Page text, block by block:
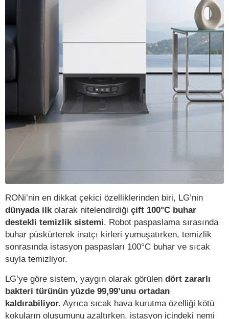
RONi’nin en dikkat çekici özelliklerinden biri, LG’nin
dünyada ilk olarak nitelendirdiği çift 100°C buhar
destekli temizlik sistemi. Robot paspaslama sırasında
buhar püskürterek inatçı kirleri yumuşatırken, temizlik
sonrasında istasyon paspasları 100°C buhar ve sıcak
suyla temizliyor.
LG’ye göre sistem, yaygın olarak görülen dört zararlı
bakteri türünün yüzde 99,99’unu ortadan
kaldırabiliyor. Ayrıca sıcak hava kurutma özelliği kötü
kokuların oluşumunu azaltırken, istasyon içindeki nemi